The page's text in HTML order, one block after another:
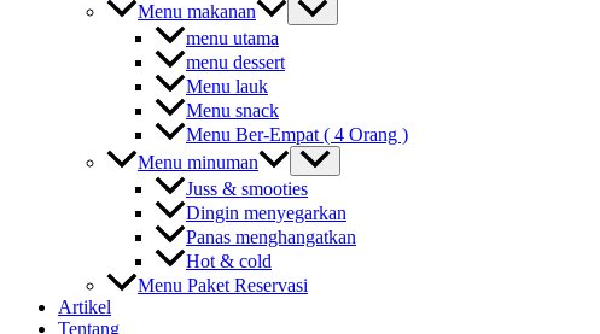
Menu makanan
menu utama
menu dessert
Menu lauk
Menu snack
Menu Ber-Empat ( 4 Orang )
Menu minuman
Juss & smooties
Dingin menyegarkan
Panas menghangatkan
Hot & cold
Menu Paket Reservasi
Artikel
Tentang